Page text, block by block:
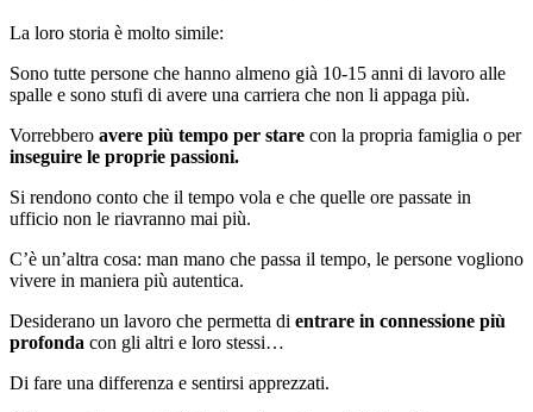
La loro storia è molto simile:
Sono tutte persone che hanno almeno già 10-15 anni di lavoro alle
spalle e sono stufi di avere una carriera che non li appaga più.
Vorrebbero avere più tempo per stare con la propria famiglia o per
inseguire le proprie passioni.
Si rendono conto che il tempo vola e che quelle ore passate in
ufficio non le riavranno mai più.
C’è un’altra cosa: man mano che passa il tempo, le persone vogliono
vivere in maniera più autentica.
Desiderano un lavoro che permetta di entrare in connessione più
profonda con gli altri e loro stessi…
Di fare una differenza e sentirsi apprezzati.